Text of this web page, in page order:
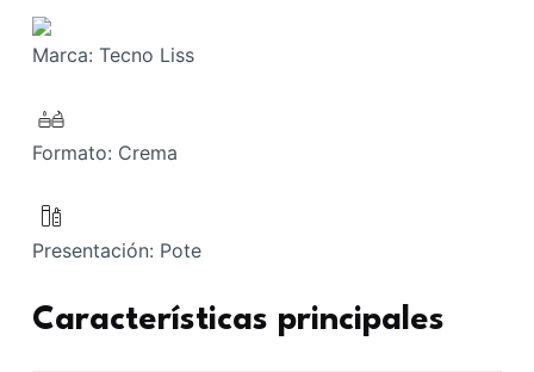
Marca: Tecno Liss
Formato: Crema
Presentación: Pote
Características principales